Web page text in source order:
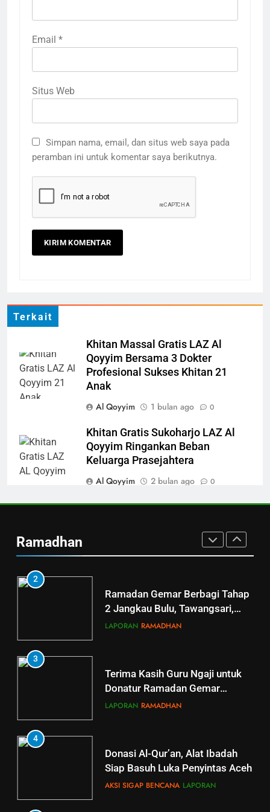
Email *
Situs Web
Simpan nama, email, dan situs web saya pada
peramban ini untuk komentar saya berikutnya.
Terkait
Khitan Massal Gratis LAZ Al
Qoyyim Bersama 3 Dokter
Profesional Sukses Khitan 21
Anak
Al Qoyyim
1 bulan ago 0
Khitan Gratis Sukoharjo LAZ Al
Qoyyim Ringankan Beban
Keluarga Prasejahtera
Al Qoyyim
2 bulan ago 0
Sinergi Kebaikan di Awal Syawal:
untuk Anak Keluarga Duafa
Al Qoyyim
4 bulan ago 0
Khitan Gratis Kerjasama LAZ
Alqoyyim dan Klinik Anhari
Al Qoyyim
2 tahun ago 0
Ramadhan
3
Terima Kasih Guru Ngaji untuk
Donatur Ramadan Gemar
LAPORAN
AKSI SIGAP BENCANA LAPORAN
LAZ Al-Qoyyim Salurkan
Santunan Tahap 1 Ramadan
Gemar Berbagi
LAPORAN
Berkah dengan bayar fidyah
RAMADHAN
dan Guru Ngaji LAZ Al Qoyyim
2
Ramadan Gemar Berbagi Tahap
2 Jangkau Bulu, Tawangsari,
Baki, Kartosuro
LAPORAN RAMADHAN
3
Terima Kasih Guru Ngaji untuk
Donatur Ramadan Gemar
Berbagi
LAPORAN RAMADHAN
4
Donasi Al-Qur’an, Alat Ibadah
Siap Basuh Luka Penyintas Aceh
AKSI SIGAP BENCANA LAPORAN